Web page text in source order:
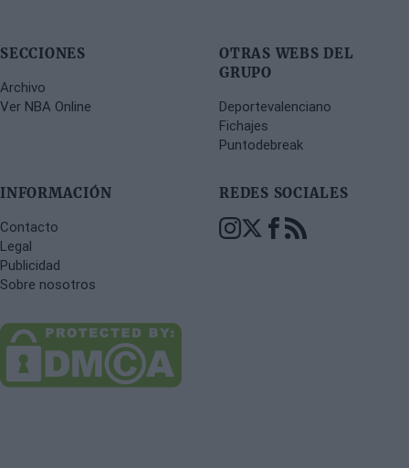
SECCIONES
Archivo
Ver NBA Online
OTRAS WEBS DEL
GRUPO
Deportevalenciano
Fichajes
Puntodebreak
INFORMACIÓN
Contacto
Legal
Publicidad
Sobre nosotros
REDES SOCIALES